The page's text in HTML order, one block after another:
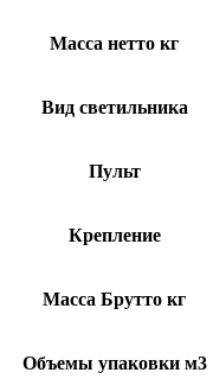
Масса нетто кг
Вид светильника
Пульт
Крепление
Масса Брутто кг
Объемы упаковки м3